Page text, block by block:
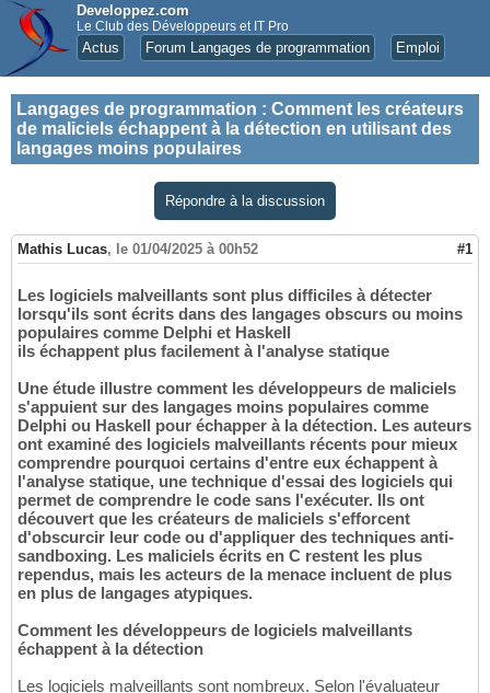
Developpez.com
Le Club des Développeurs et IT Pro
Actus Forum Langages de programmation Emploi
Langages de programmation : Comment les créateurs
de maliciels échappent à la détection en utilisant des
langages moins populaires
Répondre à la discussion
Mathis Lucas, le 01/04/2025 à 00h52 #1
Les logiciels malveillants sont plus difficiles à détecter
lorsqu'ils sont écrits dans des langages obscurs ou moins
populaires comme Delphi et Haskell
ils échappent plus facilement à l'analyse statique
Une étude illustre comment les développeurs de maliciels
s'appuient sur des langages moins populaires comme
Delphi ou Haskell pour échapper à la détection. Les auteurs
ont examiné des logiciels malveillants récents pour mieux
comprendre pourquoi certains d'entre eux échappent à
l'analyse statique, une technique d'essai des logiciels qui
permet de comprendre le code sans l'exécuter. Ils ont
découvert que les créateurs de maliciels s'efforcent
d'obscurcir leur code ou d'appliquer des techniques anti-
sandboxing. Les maliciels écrits en C restent les plus
rependus, mais les acteurs de la menace incluent de plus
en plus de langages atypiques.
Comment les développeurs de logiciels malveillants
échappent à la détection
Les logiciels malveillants sont nombreux. Selon l'évaluateur